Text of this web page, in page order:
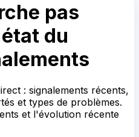
pas
état du
: signalements récents,
et types de problèmes.
et l'évolution récente